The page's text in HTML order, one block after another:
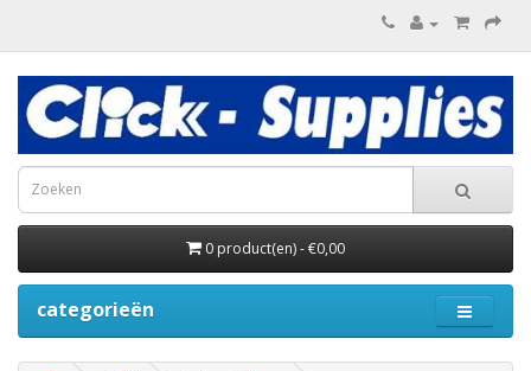
0 product(en) - €0,00
categorieën